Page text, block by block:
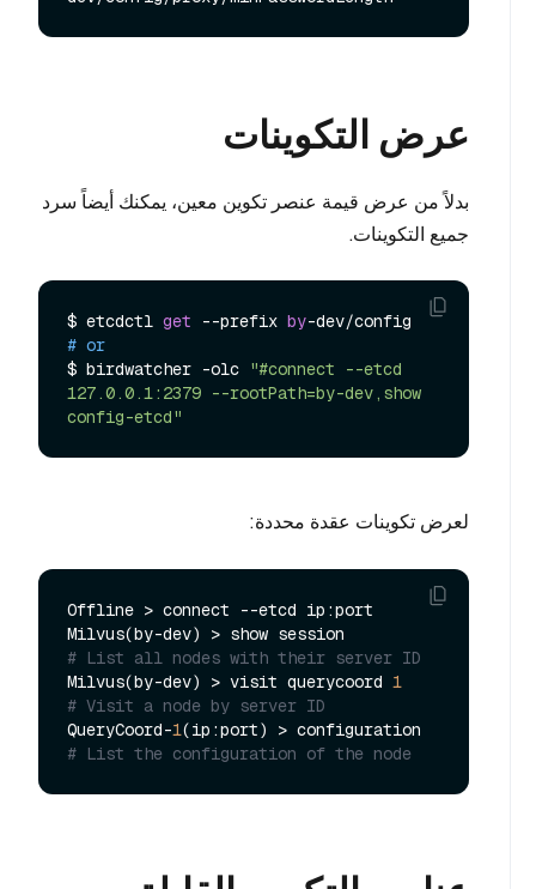
عرض التكوينات
بدلاً من عرض قيمة عنصر تكوين معين، يمكنك أيضاً سرد
جميع التكوينات.
$ etcdctl get --prefix by
# or
$ birdwatcher -olc "#connect --etcd
127.0.0.1:2379 --rootPath=by-dev,show
config-etcd"
لعرض تكوينات عقدة محددة:
Offline > connect --etcd ip:port
# List all nodes with their server ID
Milvus(by-dev) > visit querycoord 1
# Visit a node by server ID
QueryCoord-1
# List the configuration of the node